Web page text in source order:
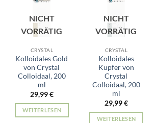
NICHT
VORRÄTIG
CRYSTAL
Kolloidales Gold
von Crystal
Colloidaal, 200
ml
29,99€
WEITERLESEN
NICHT
VORRÄTIG
CRYSTAL
Kolloidales
Kupfer von
Crystal
Colloidaal, 200
ml
29,99€
WEITERLESEN